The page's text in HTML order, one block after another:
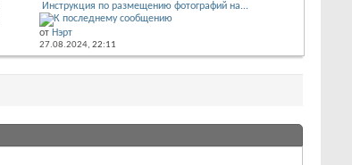
Инструкция по размещению фотографий на...
от Нэрт
27.08.2024, 22:11